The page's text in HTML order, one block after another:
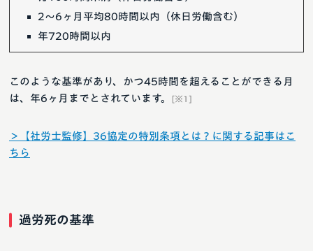
2～6ヶ月平均80時間以内（休日労働含む）
年720時間以内
このような基準があり、かつ45時間を超えることができる月
は、年6ヶ月までとされています。
[※1]
＞【社労士監修】36協定の特別条項とは？に関する記事はこ
ちら
過労死の基準